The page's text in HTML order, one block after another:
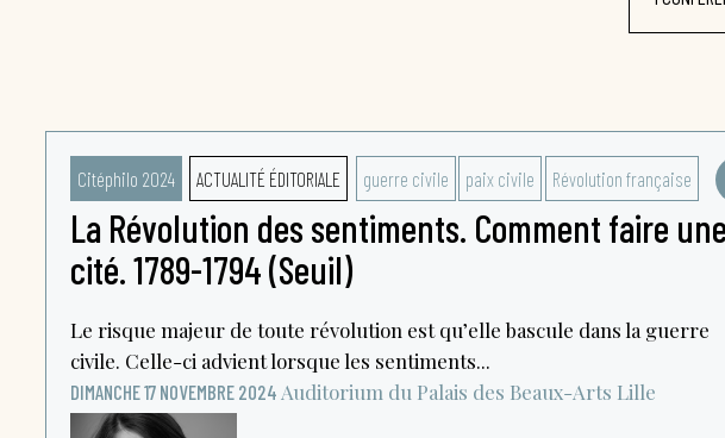
Citéphilo 2024 ACTUALITÉ ÉDITORIALE guerre civile paix civile Révolution française
La Révolution des sentiments. Comment faire une
cité. 1789-1794 (Seuil)
Le risque majeur de toute révolution est qu’elle bascule dans la guerre
civile. Celle-ci advient lorsque les sentiments...
DIMANCHE 17 NOVEMBRE 2024 Auditorium du Palais des Beaux-Arts Lille